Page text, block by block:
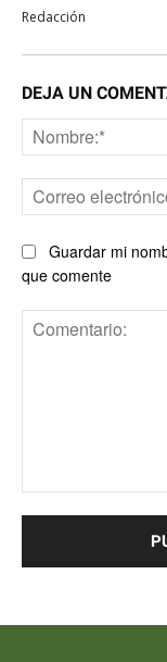
Redacción
DEJA UN
Guardar mi
que comente